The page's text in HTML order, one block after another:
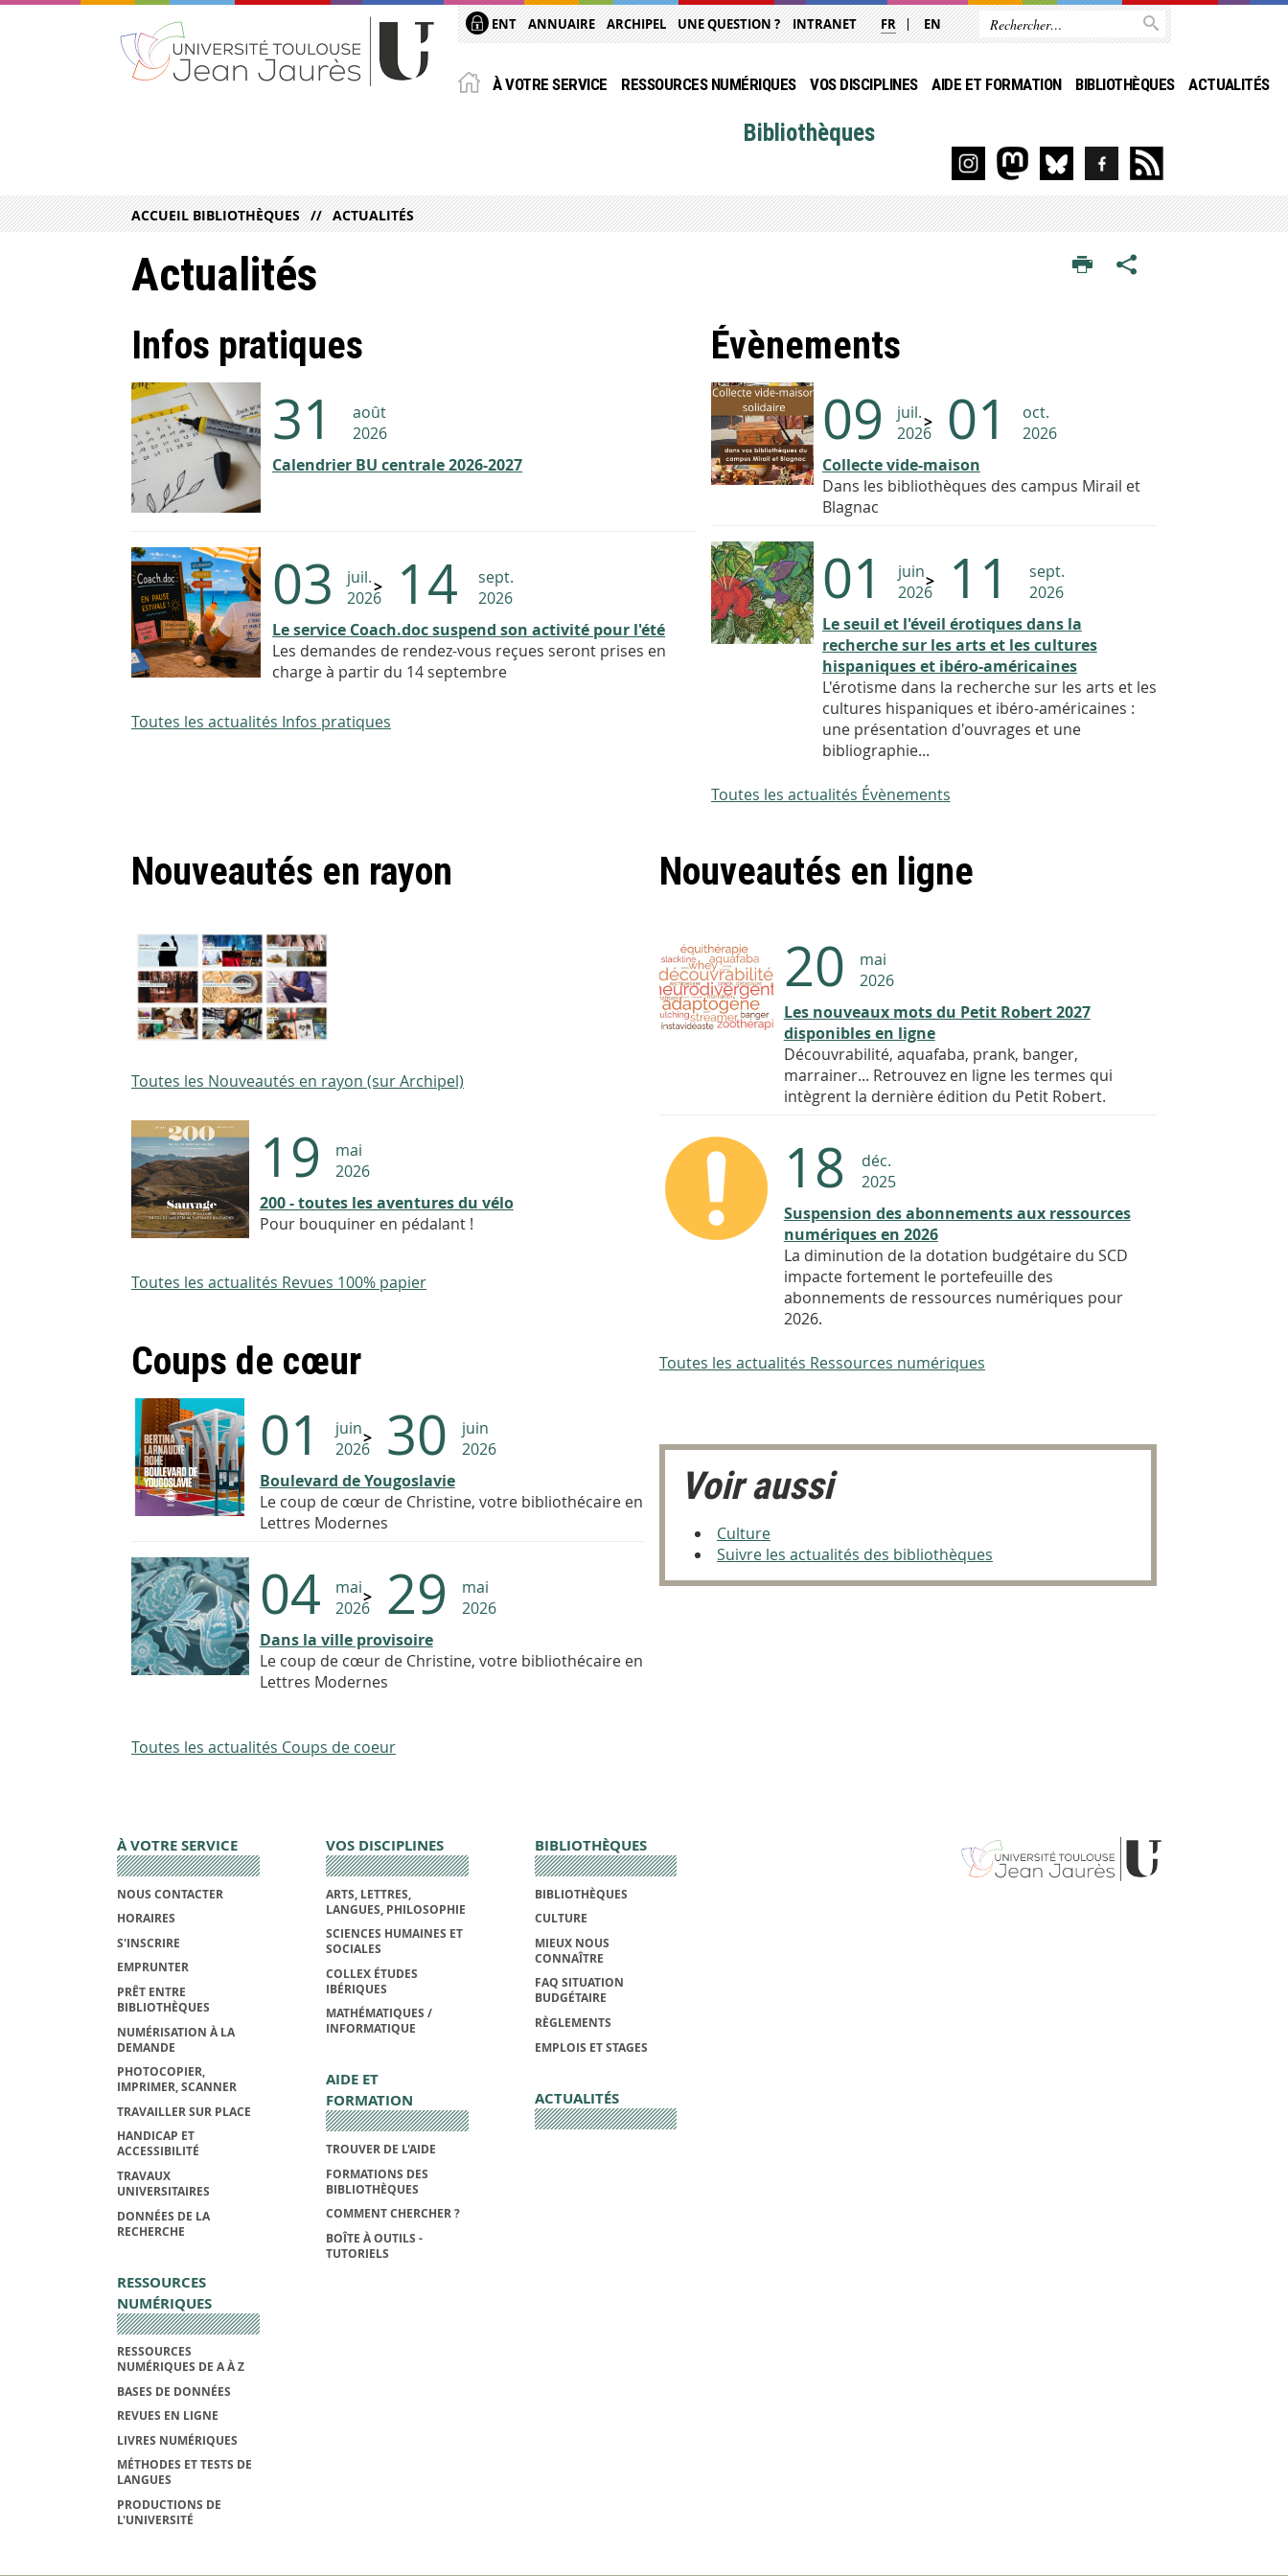
ENT ANNUAIRE ARCHIPEL UNE QUESTION ? INTRANET FR EN
À VOTRE SERVICE RESSOURCES NUMÉRIQUES VOS DISCIPLINES AIDE ET FORMATION BIBLIOTHÈQUES ACTUALITÉS
Bibliothèques
ACCUEIL BIBLIOTHÈQUES ACTUALITÉS
Actualités
Infos pratiques
31
août
2026
Calendrier BU centrale 2026-2027
03
juil.
2026
14
sept.
2026
Le service Coach.doc suspend son activité pour l'été
Les demandes de rendez-vous reçues seront prises en
charge à partir du 14 septembre
Toutes les actualités Infos pratiques
Évènements
09
juil.
2026
01
oct.
2026
Collecte vide-maison
Dans les bibliothèques des campus Mirail et
Blagnac
01
juin
2026
11
sept.
2026
Le seuil et l'éveil érotiques dans la
recherche sur les arts et les cultures
hispaniques et ibéro-américaines
L'érotisme dans la recherche sur les arts et les
cultures hispaniques et ibéro-américaines :
une présentation d'ouvrages et une
bibliographie...
Toutes les actualités Évènements
Nouveautés en rayon
Toutes les Nouveautés en rayon (sur Archipel)
19
mai
2026
200 - toutes les aventures du vélo
Pour bouquiner en pédalant !
Toutes les actualités Revues 100% papier
Coups de cœur
01
juin
2026
30
juin
2026
Boulevard de Yougoslavie
Le coup de cœur de Christine, votre bibliothécaire en
Lettres Modernes
04
mai
2026
29
mai
2026
Dans la ville provisoire
Le coup de cœur de Christine, votre bibliothécaire en
Lettres Modernes
Toutes les actualités Coups de coeur
Nouveautés en ligne
20
mai
2026
Les nouveaux mots du Petit Robert 2027
disponibles en ligne
Découvrabilité, aquafaba, prank, banger,
marrainer... Retrouvez en ligne les termes qui
intègrent la dernière édition du Petit Robert.
18
déc.
2025
Suspension des abonnements aux ressources
numériques en 2026
La diminution de la dotation budgétaire du SCD
impacte fortement le portefeuille des
abonnements de ressources numériques pour
2026.
Toutes les actualités Ressources numériques
Voir aussi
Culture
Suivre les actualités des bibliothèques
À VOTRE SERVICE
NOUS CONTACTER
HORAIRES
S'INSCRIRE
EMPRUNTER
PRÊT ENTRE
BIBLIOTHÈQUES
NUMÉRISATION À LA
DEMANDE
PHOTOCOPIER,
IMPRIMER, SCANNER
TRAVAILLER SUR PLACE
HANDICAP ET
ACCESSIBILITÉ
TRAVAUX
UNIVERSITAIRES
DONNÉES DE LA
RECHERCHE
RESSOURCES
NUMÉRIQUES
RESSOURCES
NUMÉRIQUES DE A À Z
BASES DE DONNÉES
REVUES EN LIGNE
LIVRES NUMÉRIQUES
MÉTHODES ET TESTS DE
LANGUES
PRODUCTIONS DE
L'UNIVERSITÉ
VOS DISCIPLINES
ARTS, LETTRES,
LANGUES, PHILOSOPHIE
SCIENCES HUMAINES ET
SOCIALES
COLLEX ÉTUDES
IBÉRIQUES
MATHÉMATIQUES /
INFORMATIQUE
AIDE ET
FORMATION
TROUVER DE L'AIDE
FORMATIONS DES
BIBLIOTHÈQUES
COMMENT CHERCHER ?
BOÎTE À OUTILS -
TUTORIELS
BIBLIOTHÈQUES
BIBLIOTHÈQUES
CULTURE
MIEUX NOUS
CONNAÎTRE
FAQ SITUATION
BUDGÉTAIRE
RÈGLEMENTS
EMPLOIS ET STAGES
ACTUALITÉS